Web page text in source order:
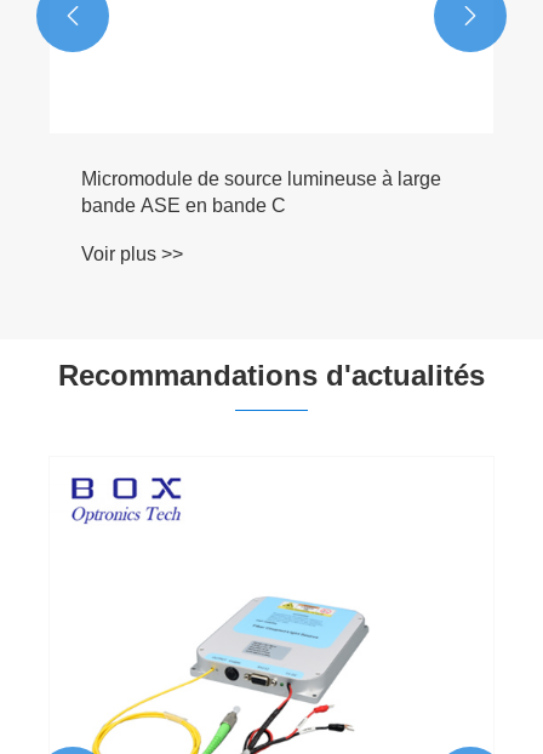
Micromodule de source lumineuse à large
bande ASE en bande C
Voir plus >>
 
Recommandations d'actualités